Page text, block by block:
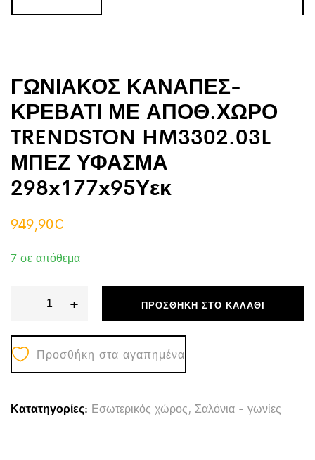
ΓΩΝΙΑΚΟΣ ΚΑΝΑΠΕΣ-
ΚΡΕΒΑΤΙ ΜΕ ΑΠΟΘ.ΧΩΡΟ
TRENDSTON HM3302.03L
ΜΠΕΖ ΥΦΑΣΜΑ
298x177x95Υεκ
949,90€
7 σε απόθεμα
-
ΓΩΝΙΑΚΟΣ
ΚΑΝΑΠΕΣ-
ΚΡΕΒΑΤΙ
ΜΕ
TRENDSTON
+ ΠΡΟΣΘΉΚΗ ΣΤΟ ΚΑΛΆΘΙ
Προσθήκη στα αγαπημένα
Κατατηγορίες: Εσωτερικός χώρος, Σαλόνια - γωνίες